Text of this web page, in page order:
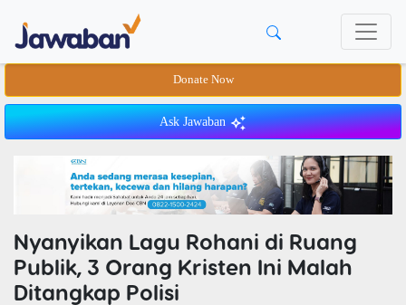
Donate Now
Ask Jawaban
Nyanyikan Lagu Rohani di Ruang
Publik, 3 Orang Kristen Ini Malah
Ditangkap Polisi